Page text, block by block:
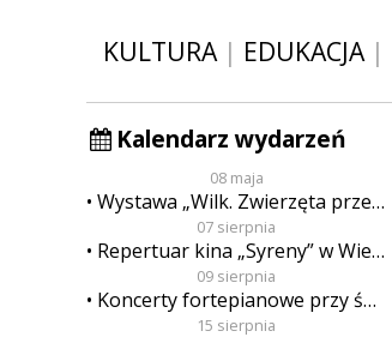
KULTURA| EDUKACJA|
Kalendarz wydarzeń
08 maja
Wystawa „Wilk. Zwierzęta przeklęte”
07 sierpnia
Repertuar kina „Syreny” w Wieluniu w dn. od 7 do 13 sierpnia
09 sierpnia
Koncerty fortepianowe przy świecach
15 sierpnia